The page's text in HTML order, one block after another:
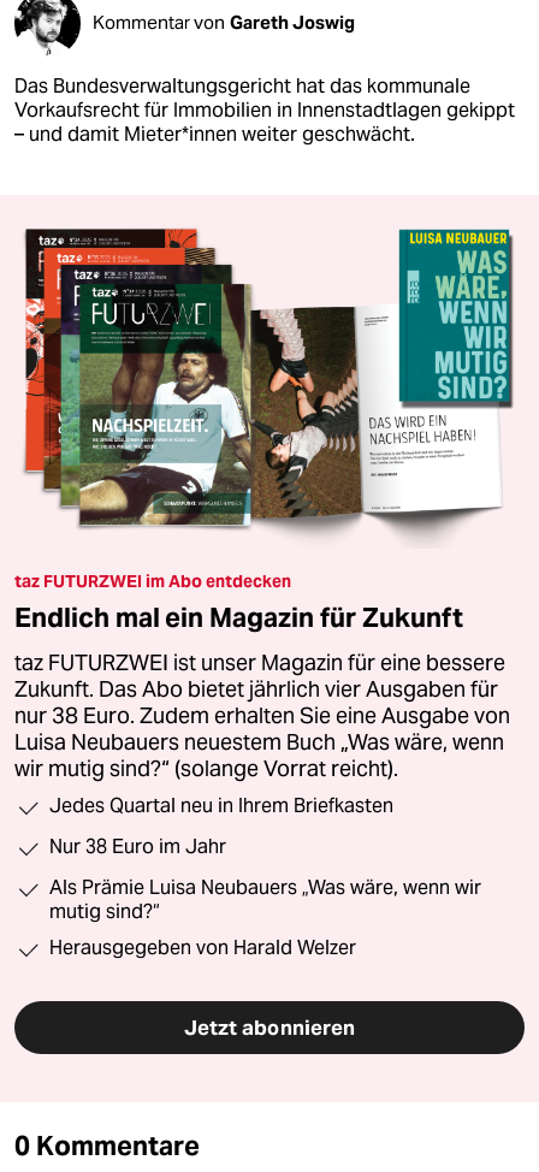
Kommentar von Gareth Joswig
Das Bundesverwaltungsgericht hat das kommunale
Vorkaufsrecht für Immobilien in Innenstadtlagen gekippt
– und damit Mie­te­r*in­nen weiter geschwächt.
taz FUTURZWEI im Abo entdecken
Endlich mal ein Magazin für Zukunft
taz FUTURZWEI ist unser Magazin für eine bessere
Zukunft. Das Abo bietet jährlich vier Ausgaben für
nur 38 Euro. Zudem erhalten Sie eine Ausgabe von
Luisa Neubauers neuestem Buch „Was wäre, wenn
wir mutig sind?“ (solange Vorrat reicht).
Jedes Quartal neu in Ihrem Briefkasten
Nur 38 Euro im Jahr
Als Prämie Luisa Neubauers „Was wäre, wenn wir
mutig sind?“
Herausgegeben von Harald Welzer
Jetzt abonnieren
0 Kommentare